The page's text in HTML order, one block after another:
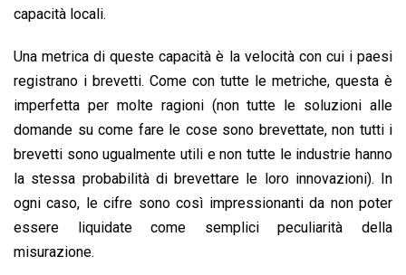
capacità locali.
Una metrica di queste capacità è la velocità con cui i paesi
registrano i brevetti. Come con tutte le metriche, questa è
imperfetta per molte ragioni (non tutte le soluzioni alle
domande su come fare le cose sono brevettate, non tutti i
brevetti sono ugualmente utili e non tutte le industrie hanno
la stessa probabilità di brevettare le loro innovazioni). In
ogni caso, le cifre sono così impressionanti da non poter
essere liquidate come semplici peculiarità della
misurazione.